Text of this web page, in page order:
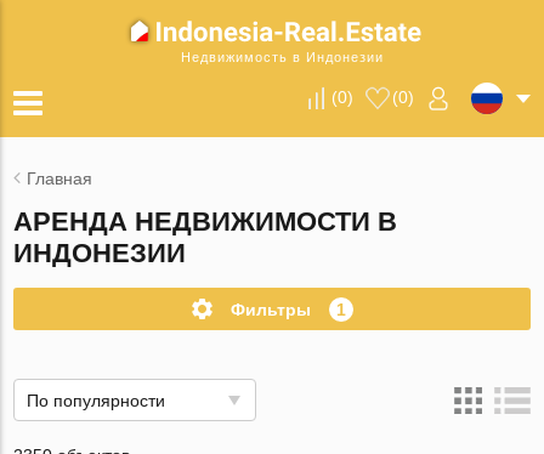
Недвижимость в Индонезии
(0) (0)
Главная
АРЕНДА НЕДВИЖИМОСТИ В
ИНДОНЕЗИИ
Фильтры 1
По популярности